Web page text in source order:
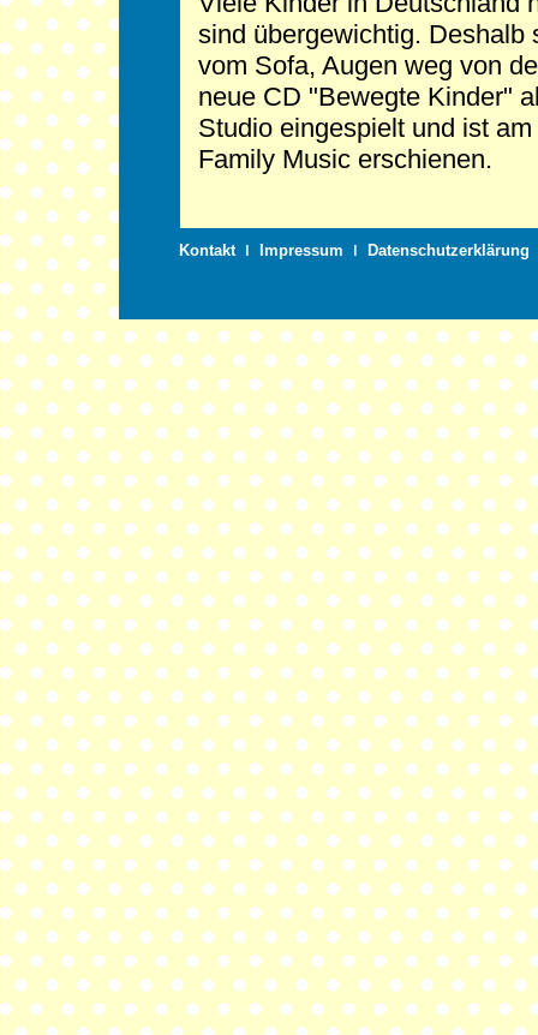
sind übergewichtig. Deshalb
vom Sofa, Augen weg von
neue CD "Bewegte Kinder"
Studio eingespielt und ist
Family Music erschienen.
Kontakt ǀ Impressum ǀ Datenschutzerklärung